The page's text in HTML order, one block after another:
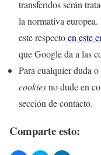
transferidos serán
la normativa
este respectoen este
que Google da a las
Para cualquier duda
cookiesno dude en
sección de contacto.
Comparte esto: